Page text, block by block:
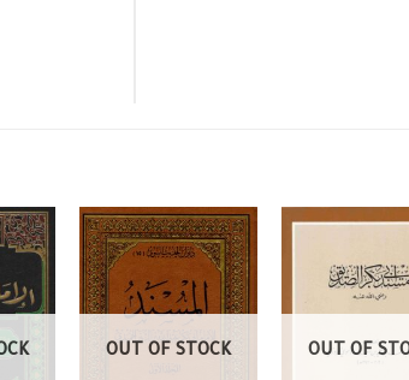
OUT OF STOCK OUT OF